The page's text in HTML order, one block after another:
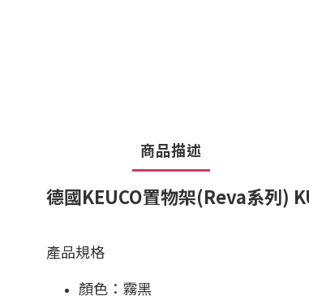
商品描述
德國KEUCO置物架(Reva系列)
產品規格
顏色：霧黑